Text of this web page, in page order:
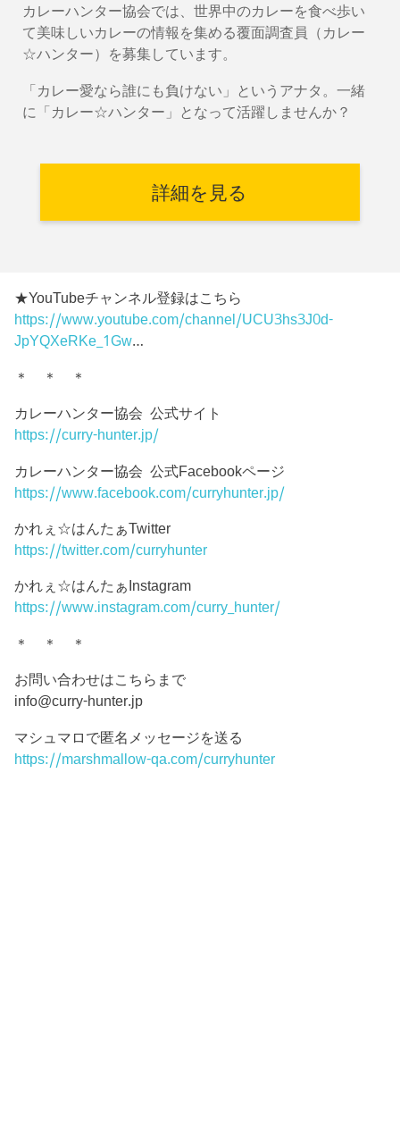
カレーハンター協会では、世界中のカレーを食べ歩い
て美味しいカレーの情報を集める覆面調査員（カレー
☆ハンター）を募集しています。
「カレー愛なら誰にも負けない」というアナタ。一緒
に「カレー☆ハンター」となって活躍しませんか？
詳細を見る
★YouTubeチャンネル登録はこちら
https://www.youtube.com/channel/UCU3hs3J0d-
JpYQXeRKe_1Gw…
＊ ＊ ＊
カレーハンター協会 公式サイト
https://curry-hunter.jp/
カレーハンター協会 公式Facebookページ
https://www.facebook.com/curryhunter.jp/
かれぇ☆はんたぁTwitter
https://twitter.com/curryhunter
かれぇ☆はんたぁInstagram
https://www.instagram.com/curry_hunter/
＊ ＊ ＊
お問い合わせはこちらまで
info@curry-hunter.jp
マシュマロで匿名メッセージを送る
https://marshmallow-qa.com/curryhunter